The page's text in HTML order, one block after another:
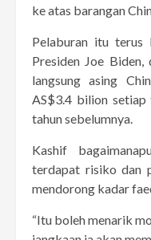
ke atas barangan
Pelaburan itu terus
Presiden Joe Biden,
langsung asing
AS$3.4 bilion
tahun sebelumnya.
Kashif
terdapat risiko dan
mendorong kadar
“Itu boleh menarik